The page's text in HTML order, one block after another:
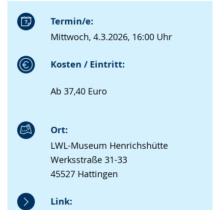
Termin/e:
Mittwoch, 4.3.2026, 16:00 Uhr
Kosten / Eintritt:
Ab 37,40 Euro
Ort:
LWL-Museum Henrichshütte
Werksstraße 31-33
45527 Hattingen
Link: